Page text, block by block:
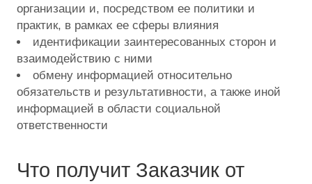
организации и, посредством ее политики и
практик, в рамках ее сферы влияния
идентификации заинтересованных сторон и
взаимодействию с ними
обмену информацией относительно
обязательств и результативности, а также иной
информацией в области социальной
ответственности
Что получит Заказчик от